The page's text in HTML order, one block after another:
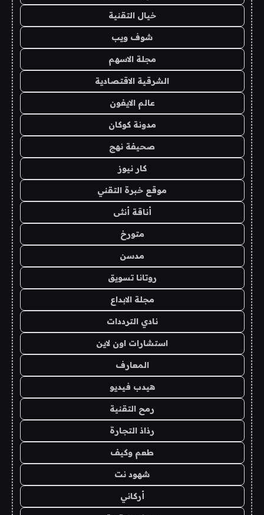
خيال التقنية
شوف ويب
مجلة الاسهم
الشرقية الاقتصادية
عالم الايفون
مدونة كوكان
صحيفة نهج
كار نيوز
موقع خبرة التقني
أناقة أنثى
متورخ
مدسن
روتانا تسويق
مجلة الابداع
نادي الترددات
استشارات اون لاين
المعارف
هيدب فيديو
رمح التقنية
رذاذ التجارة
طعم وكيف
شهود نت
أركاني